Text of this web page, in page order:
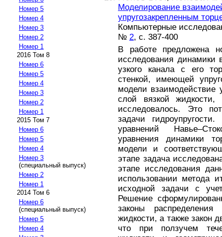
Номер 5
Номер 4
Номер 3
Номер 2
Номер 1
2016 Том 8
Номер 6
Номер 5
Номер 4
Номер 3
Номер 2
Номер 1
2015 Том 7
Номер 6
Номер 5
Номер 4
Номер 3
(специальный выпуск)
Номер 2
Номер 1
2014 Том 6
Номер 6
(специальный выпуск)
Номер 5
Номер 4
Моделирование
упругозакрепленным
Компьютерные
№ 2, с. 387-400
В работе предложена
исследования динамики
узкого канала с его
стенкой, имеющей
модели взаимодействие
слой вязкой
исследовалось. Это
задачи
уравнений
уравнения динамики
модели и
этапе задача
этапе исследования
использовании метода
исходной задачи с
Решение
законы
жидкости, а также закон
что при ползучем